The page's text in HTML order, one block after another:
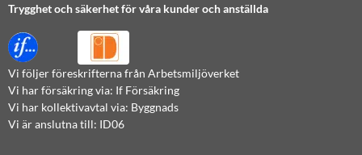
Trygghet och säkerhet för våra kunder och anställda
Vi följer föreskrifterna från Arbetsmiljöverket
Vi har försäkring via: If Försäkring
Vi har kollektivavtal via: Byggnads
Vi är anslutna till: ID06